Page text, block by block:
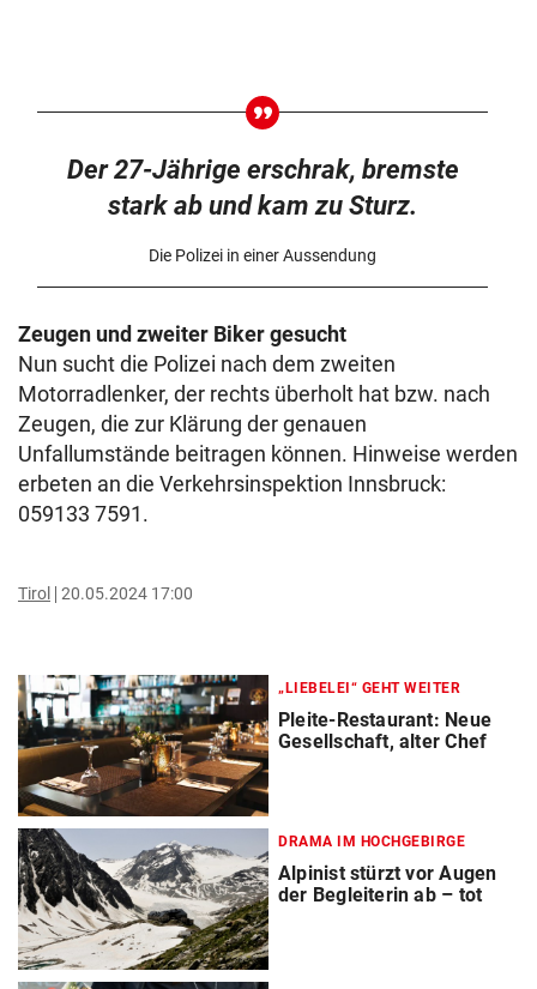
Der 27-Jährige erschrak, bremste
stark ab und kam zu Sturz.
Die Polizei in einer Aussendung
Zeugen und zweiter Biker gesucht
Nun sucht die Polizei nach dem zweiten
Motorradlenker, der rechts überholt hat bzw. nach
Zeugen, die zur Klärung der genauen
Unfallumstände beitragen können. Hinweise werden
erbeten an die Verkehrsinspektion Innsbruck:
059133 7591.
Tirol 20.05.2024 17:00
„LIEBELEI“ GEHT WEITER
Pleite-Restaurant: Neue
Gesellschaft, alter Chef
DRAMA IM HOCHGEBIRGE
Alpinist stürzt vor Augen
der Begleiterin ab – tot